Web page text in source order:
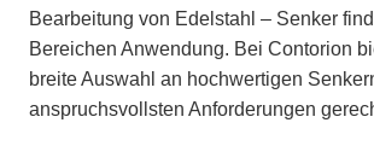
Bearbeitung von Edelstahl – Senker
Bereichen Anwendung. Bei Contorion
breite Auswahl an hochwertigen
anspruchsvollsten Anforderungen